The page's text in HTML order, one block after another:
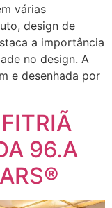
várias
design de
a importância
no design. A
e desenhada por
96.A